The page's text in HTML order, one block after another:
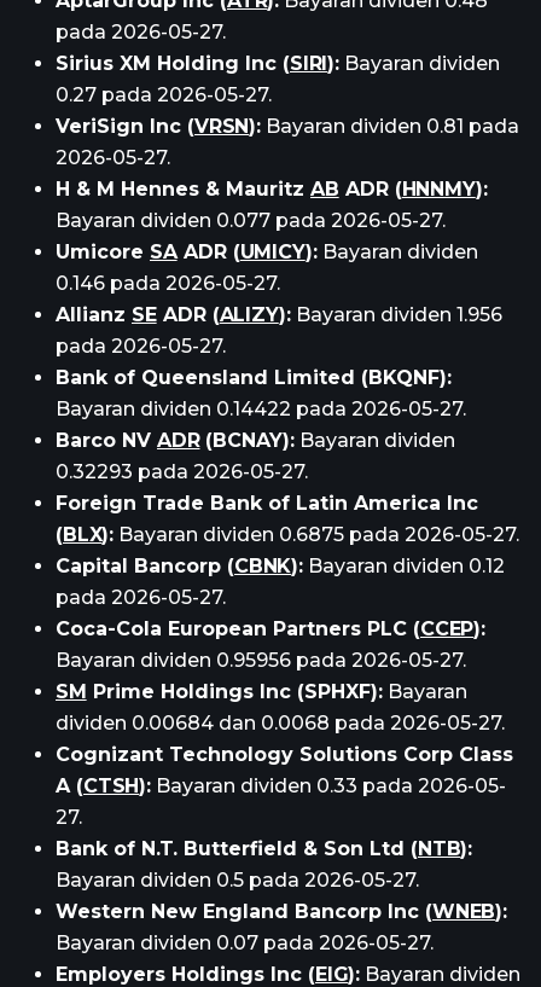
pada 2026-05-27.
Sirius XM Holding Inc (SIRI): Bayaran dividen
0.27 pada 2026-05-27.
VeriSign Inc (VRSN): Bayaran dividen 0.81 pada
2026-05-27.
H & M Hennes & Mauritz AB ADR (HNNMY):
Bayaran dividen 0.077 pada 2026-05-27.
Umicore SAADR (UMICY):Bayaran dividen
0.146 pada 2026-05-27.
Allianz SEADR (ALIZY):Bayaran dividen 1.956
pada 2026-05-27.
Bank of Queensland Limited (BKQNF):
Bayaran dividen 0.14422 pada 2026-05-27.
Barco NV ADR(BCNAY): Bayaran dividen
0.32293 pada 2026-05-27.
Foreign Trade Bank of Latin America Inc
(BLX): Bayaran dividen 0.6875 pada 2026-05-27.
Capital Bancorp (CBNK): Bayaran dividen 0.12
pada 2026-05-27.
Coca-Cola European Partners PLC (CCEP):
Bayaran dividen 0.95956 pada 2026-05-27.
SM Prime Holdings Inc (SPHXF):Bayaran
dividen 0.00684 dan 0.0068 pada 2026-05-27.
Cognizant Technology Solutions Corp Class
A (CTSH): Bayaran dividen 0.33 pada 2026-05-
27.
Bank of N.T. Butterfield & Son Ltd (NTB):
Bayaran dividen 0.5 pada 2026-05-27.
Western New England Bancorp Inc (WNEB):
Bayaran dividen 0.07 pada 2026-05-27.
Employers Holdings Inc (EIG): Bayaran dividen